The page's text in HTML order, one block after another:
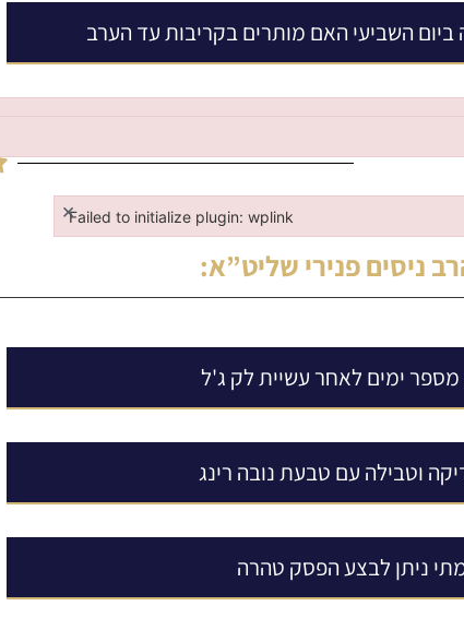
השביעי האם מותרים בקריבות עד הערב
ניסים פנירי שליט”א:
מספר ימים לאחר עשיית לק ג'ל
וטבילה עם טבעת נובה רינג
ניתן לבצע הפסק טהרה
Failed to initialize plugin: wplink
×
Failed to initialize plugin: wplink